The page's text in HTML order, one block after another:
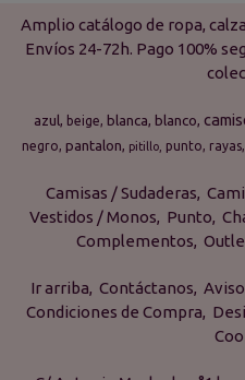
Amplio catálogo de ropa,
Envíos 24-72h. Pago 100%
azul beige blanca blanco
negro pantalon pitillo punto rayas
Camisas / Sudaderas
Vestidos / Monos
Punto
Complementos
Ir arriba Contáctanos
Condiciones de Compra